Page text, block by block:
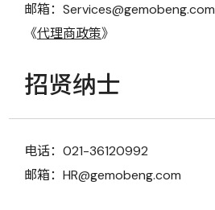
邮箱：Services@gemobeng.com
《代理商政策》
招贤纳士
电话：021-36120992
邮箱：HR@gemobeng.com